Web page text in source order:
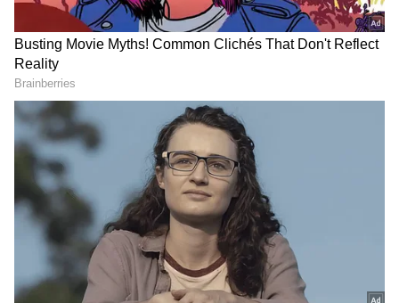
7
Image Credit : Getty